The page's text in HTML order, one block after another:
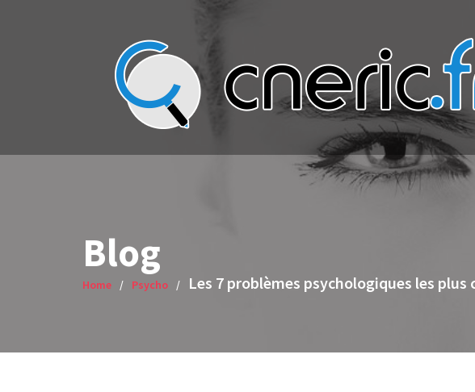
Blog
Home Psycho Les 7 problèmes psychologiques les plus